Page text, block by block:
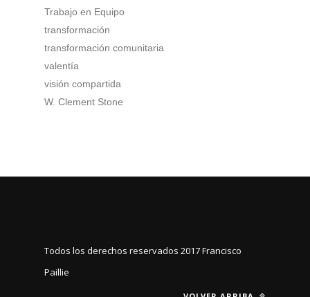
Trabajo en Equipo
transformación
transformación comunitaria
valentía
visión compartida
W. Clement Stone
Todos los derechos reservados 2017Francisco
Paillie